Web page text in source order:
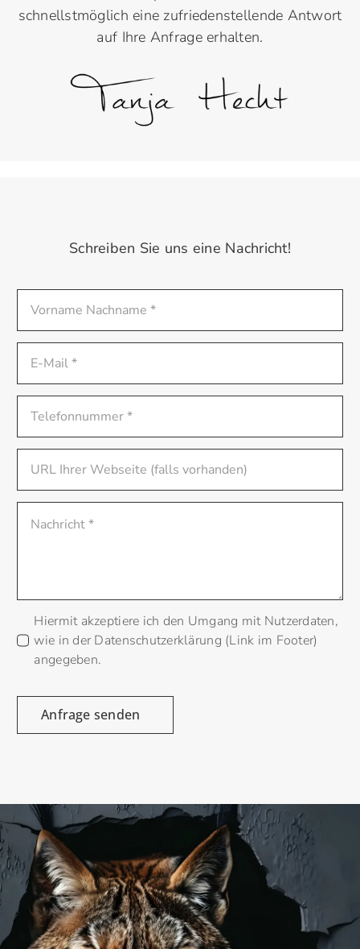
schnellstmöglich eine zufriedenstellende Antwort
auf Ihre Anfrage erhalten.
Schreiben Sie uns eine Nachricht!
Hiermit akzeptiere ich den Umgang mit Nutzerdaten,
wie in der Datenschutzerklärung (Link im Footer)
angegeben.
Anfrage senden